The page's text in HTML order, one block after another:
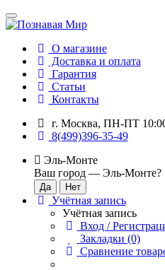
О магазине
Доставка и оплата
Гарантия
Статьи
Контакты
г. Москва, ПН-ПТ
8(499)396-35-49
Эль-Монте
Ваш город — Эль-Монте?
Учётная запись
Учётная запись
Вход /
Закладки (0)
Сравнение